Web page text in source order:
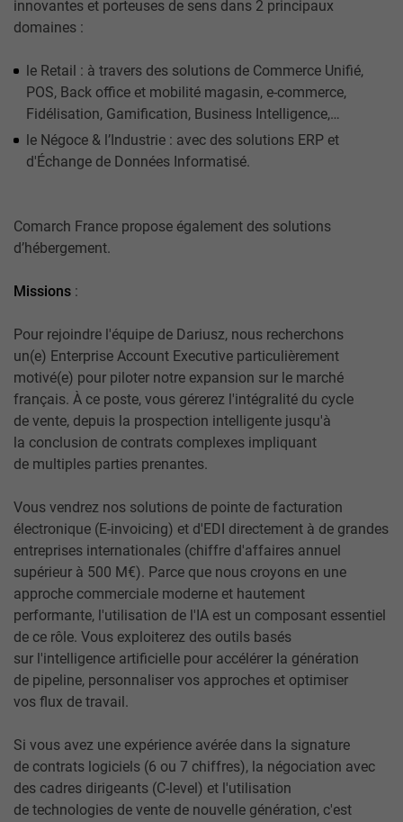
innovantes et porteuses de sens dans 2 principaux
domaines :
le Retail : à travers des solutions de Commerce Unifié,
POS, Back office et mobilité magasin, e-commerce,
Fidélisation, Gamification, Business Intelligence,…
le Négoce & l’Industrie : avec des solutions ERP et
d'Échange de Données Informatisé.
Comarch France propose également des solutions
d’hébergement.
Missions :
Pour rejoindre l'équipe de Dariusz, nous recherchons
un(e) Enterprise Account Executive particulièrement
motivé(e) pour piloter notre expansion sur le marché
français. À ce poste, vous gérerez l'intégralité du cycle
de vente, depuis la prospection intelligente jusqu'à
la conclusion de contrats complexes impliquant
de multiples parties prenantes.
Vous vendrez nos solutions de pointe de facturation
électronique (E-invoicing) et d'EDI directement à de grandes
entreprises internationales (chiffre d'affaires annuel
supérieur à 500 M€). Parce que nous croyons en une
approche commerciale moderne et hautement
performante, l'utilisation de l'IA est un composant essentiel
de ce rôle. Vous exploiterez des outils basés
sur l'intelligence artificielle pour accélérer la génération
de pipeline, personnaliser vos approches et optimiser
vos flux de travail.
Si vous avez une expérience avérée dans la signature
de contrats logiciels (6 ou 7 chiffres), la négociation avec
des cadres dirigeants (C-level) et l'utilisation
de technologies de vente de nouvelle génération, c'est